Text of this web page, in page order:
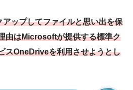
ップしてファイルと思い出を保
由はMicrosoftが提供する標準ク
スOneDriveを利用させようとし